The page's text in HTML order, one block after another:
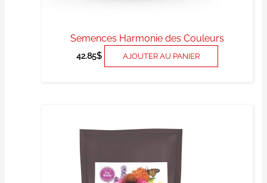
Semences Harmonie des Couleurs
42.85$ AJOUTER AU PANIER